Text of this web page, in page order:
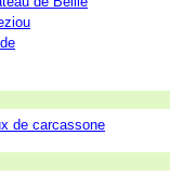
de carcassone